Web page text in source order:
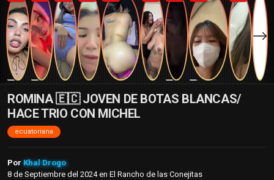
ROMINA 🇪🇨 JOVEN DE BOTAS BLANCAS/
HACE TRIO CON MICHEL
ecuatoriana
Por Khal Drogo
8 de Septiembre del 2024en El Rancho de las Conejitas